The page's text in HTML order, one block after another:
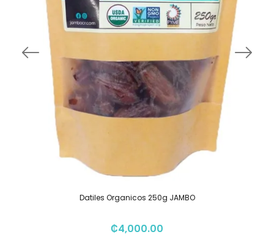
Datiles Organicos 250g JAMBO
₡4,000.00